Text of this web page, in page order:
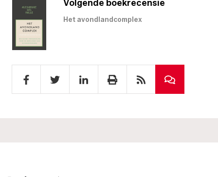
Volgende boekrecensie
Het avondlandcomplex